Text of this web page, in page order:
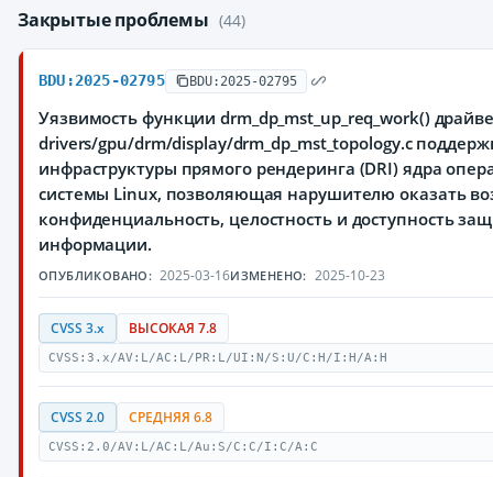
Закрытые проблемы (44)
BDU:2025-02795 BDU:2025-02795
Уязвимость функции drm_dp_mst_up_req_work()
drivers/gpu/drm/display/drm_dp_mst_topology.c
инфраструктуры прямого рендеринга (DRI) ядра
системы Linux, позволяющая нарушителю оказать
конфиденциальность, целостность и доступность
информации.
ОПУБЛИКОВАНО: 2025-03-16ИЗМЕНЕНО: 2025-10-23
CVSS 3.x ВЫСОКАЯ 7.8
CVSS:3.x/AV:L/AC:L/PR:L/UI:N/S:U/C:H/I:H/A:H
CVSS 2.0 СРЕДНЯЯ 6.8
CVSS:2.0/AV:L/AC:L/Au:S/C:C/I:C/A:C